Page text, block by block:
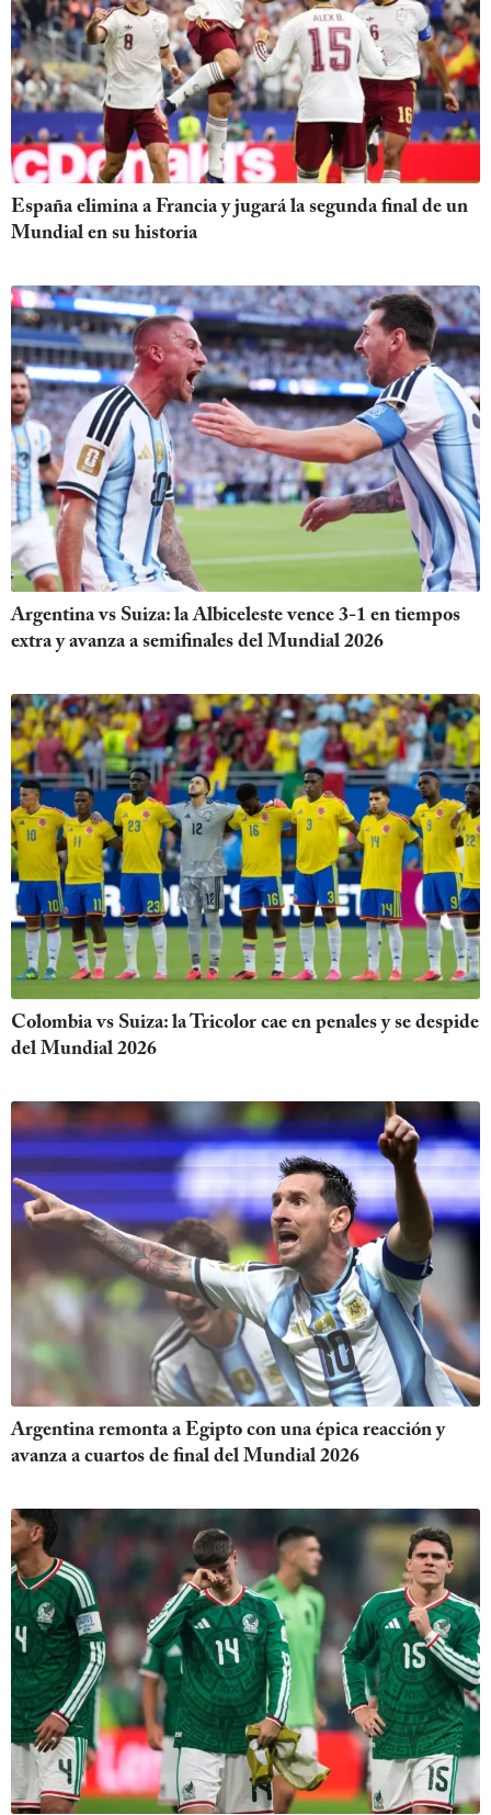
España elimina a Francia y jugará la segunda final de un
Mundial en su historia
Argentina vs Suiza: la Albiceleste vence 3-1 en tiempos
extra y avanza a semifinales del Mundial 2026
Colombia vs Suiza: la Tricolor cae en penales y se despide
del Mundial 2026
Argentina remonta a Egipto con una épica reacción y
avanza a cuartos de final del Mundial 2026